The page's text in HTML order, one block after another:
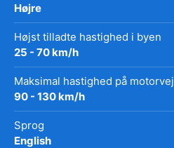
Højre
Højst tilladte hastighed i byen
25 - 70 km/h
Maksimal hastighed på motorvej
90 - 130 km/h
Sprog
English